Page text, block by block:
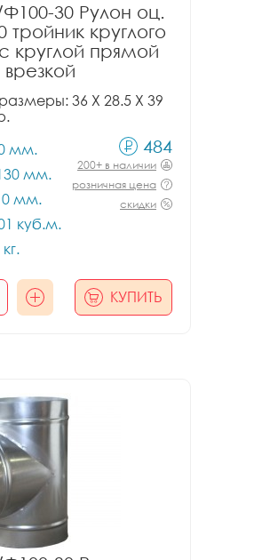
30 Рулон оц.
тройник круглого
круглой прямой
врезкой
36 X 28.5 X 39
мм.
мм.
мм.
куб.м.
484
200+ в наличии
розничная цена
скидки
КУПИТЬ